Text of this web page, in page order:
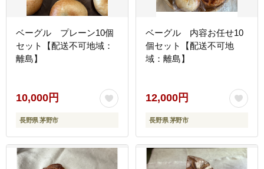
ベーグル プレーン10個
セット【配送不可地域：
離島】
10,000円
長野県 茅野市
ベーグル 内容お任せ10
個セット【配送不可地
域：離島】
12,000円
長野県 茅野市